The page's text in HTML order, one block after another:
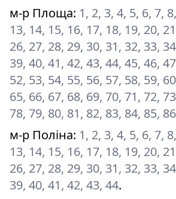
м-р Площа: 1, 2, 3, 4, 5, 6, 7,
13, 14, 15, 16, 17, 18, 19, 20,
26, 27, 28, 29, 30, 31, 32, 33,
39, 40, 41, 42, 43, 44, 45, 46,
52, 53, 54, 55, 56, 57, 58, 59,
65, 66, 67, 68, 69, 70, 71, 72,
78, 79, 80, 81, 82, 83, 84, 85,
м-р Поліна: 1, 2, 3, 4, 5, 6, 7,
13, 14, 15, 16, 17, 18, 19, 20,
26, 27, 28, 29, 30, 31, 32, 33,
39, 40, 41, 42, 43, 44.